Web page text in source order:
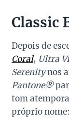
Classic
Depois de
Coral, Ultra
Serenitynos
Pantone®
tom
próprio nome: